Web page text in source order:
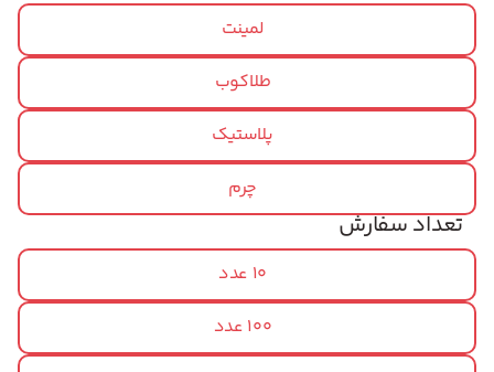
لمینت
طلاکوب
پلاستیک
چرم
تعداد سفارش
10 عدد
100 عدد